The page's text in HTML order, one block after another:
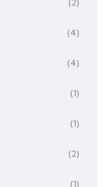
(2)
(4)
(4)
(1)
(1)
(2)
(1)